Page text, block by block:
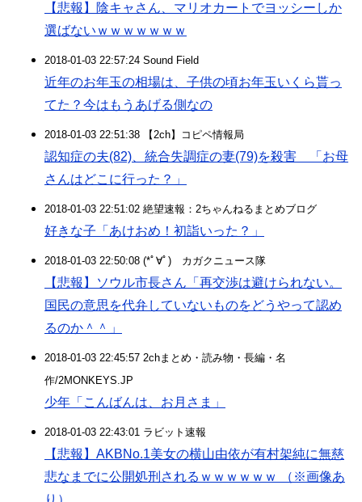
【悲報】陰キャさん、マリオカートでヨッシーしか
選ばないｗｗｗｗｗｗｗ
2018-01-03 22:57:24 Sound Field
近年のお年玉の相場は、子供の頃お年玉いくら貰っ
てた？今はもうあげる側なの
2018-01-03 22:51:38 【2ch】コピペ情報局
認知症の夫(82)、統合失調症の妻(79)を殺害 「お母
さんはどこに行った？」
2018-01-03 22:51:02 絶望速報：2ちゃんねるまとめブログ
好きな子「あけおめ！初詣いった？」
2018-01-03 22:50:08 (*ﾟ∀ﾟ)ゞカガクニュース隊
【悲報】ソウル市長さん「再交渉は避けられない。
国民の意思を代弁していないものをどうやって認め
るのか＾＾」
2018-01-03 22:45:57 2chまとめ・読み物・長編・名
作/2MONKEYS.JP
少年「こんばんは、お月さま」
2018-01-03 22:43:01 ラビット速報
【悲報】AKBNo.1美女の横山由依が有村架純に無慈
悲なまでに公開処刑されるｗｗｗｗｗｗ （※画像あ
り）